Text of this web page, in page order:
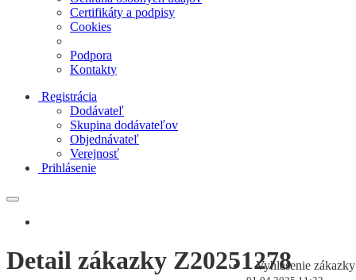
Certifikáty a podpisy
Cookies
Podpora
Kontakty
Registrácia
Dodávateľ
Skupina dodávateľov
Objednávateľ
Verejnosť
Prihlásenie
Vyhlásenie zákazky
Detail zákazky Z20251278